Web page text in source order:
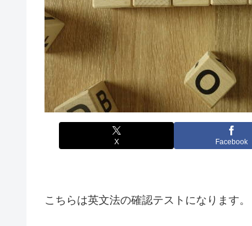
X Facebook
こちらは英文法の確認テストになります。